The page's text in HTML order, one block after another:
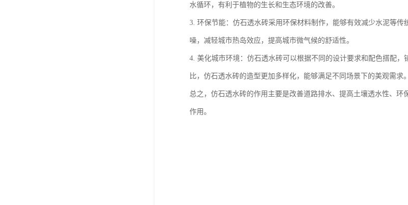
水循环，有利于植物的生长和生态环境的改善。
3. 环保节能：仿石透水砖采用环保材料制作，能够有效减少水泥等
噪，减轻城市热岛效应，提高城市微气候的舒适性。
4. 美化城市环境：仿石透水砖可以根据不同的设计要求和配色搭配
比，仿石透水砖的造型更加多样化，能够满足不同场景下的美观需求。
总之，仿石透水砖的作用主要是改善道路排水、提高土壤透水性、
作用。